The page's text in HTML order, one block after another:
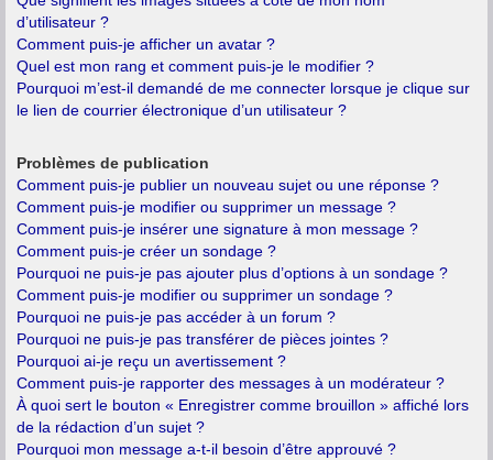
d’utilisateur ?
Comment puis-je afficher un avatar ?
Quel est mon rang et comment puis-je le modifier ?
Pourquoi m’est-il demandé de me connecter lorsque je clique sur
le lien de courrier électronique d’un utilisateur ?
Problèmes de publication
Comment puis-je publier un nouveau sujet ou une réponse ?
Comment puis-je modifier ou supprimer un message ?
Comment puis-je insérer une signature à mon message ?
Comment puis-je créer un sondage ?
Pourquoi ne puis-je pas ajouter plus d’options à un sondage ?
Comment puis-je modifier ou supprimer un sondage ?
Pourquoi ne puis-je pas accéder à un forum ?
Pourquoi ne puis-je pas transférer de pièces jointes ?
Pourquoi ai-je reçu un avertissement ?
Comment puis-je rapporter des messages à un modérateur ?
À quoi sert le bouton « Enregistrer comme brouillon » affiché lors
de la rédaction d’un sujet ?
Pourquoi mon message a-t-il besoin d’être approuvé ?